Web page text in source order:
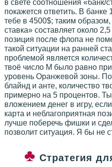
в свете соотношения «банк/
покажется ответить. В банке
тебе в 4500$; таким
ставка» составляет около
позиция после флопа не
такой ситуации на ранней
проблемой является
твоё число М было равно
уровень Оранжевой зоны.
блайнд и анте, количество
примерно на 5 процентов.
вложением денег в игру,
карта и неблагоприятная
лучше поберечь фишки и
позволит ситуация. Я бы не
Стратегия